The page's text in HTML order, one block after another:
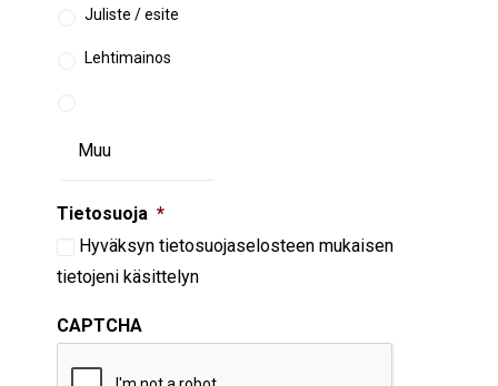
Juliste / esite
Lehtimainos
Tietosuoja *
Hyväksyn tietosuojaselosteen mukaisen
tietojeni käsittelyn
CAPTCHA